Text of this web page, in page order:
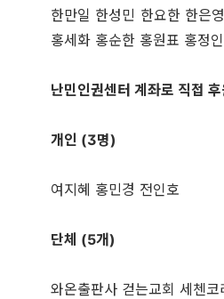
한만일 한성민 한요한 한은
홍세화 홍순한 홍원표 홍정
난민인권센터 계좌로 직접
개인 (3명)
여지혜 홍민경 전인호
단체 (5개)
와온출판사 걷는교회 세첸